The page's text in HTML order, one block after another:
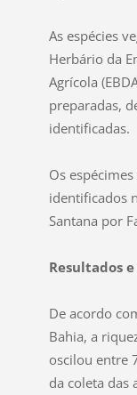
As espécies
Herbário da
Agrícola
preparadas,
identificadas.
Os
identificados
Santana por
Resultados
De acordo
Bahia, a
oscilou entre
da coleta das